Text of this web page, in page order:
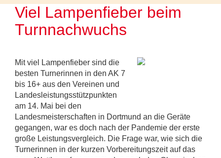
Viel Lampenfieber beim
Turnnachwuchs
Mit viel Lampenfieber sind die
besten Turnerinnen in den AK 7
bis 16+ aus den Vereinen und
Landesleistungsstützpunkten
am 14. Mai bei den
Landesmeisterschaften in Dortmund an die Geräte
gegangen, war es doch nach der Pandemie der erste
große Leistungsvergleich. Die Frage war, wie sich die
Turnerinnen in der kurzen Vorbereitungszeit auf das